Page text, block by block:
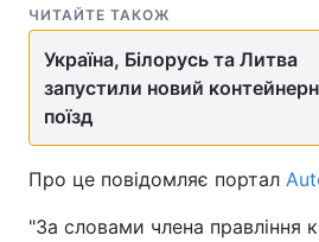
ЧИТАЙТЕ ТАКОЖ
Україна, Білорусь та Литва
запустили новий
поїзд
Про це повідомляє портал
"За словами члена правління